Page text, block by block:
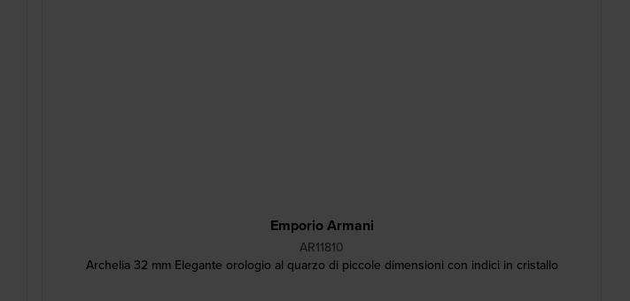
Emporio Armani
AR11810
Archelia 32 mm Elegante orologio al quarzo di piccole dimensioni con indici in cristallo